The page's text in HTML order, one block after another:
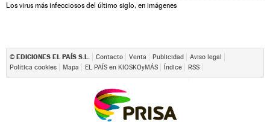
Los virus más infecciosos del último siglo, en imágenes
© EDICIONES EL PAÍS S.L. Contacto Venta Publicidad
Aviso legal
Política cookies
Mapa EL PAÍS en KIOSKOyMÁS Índice RSS